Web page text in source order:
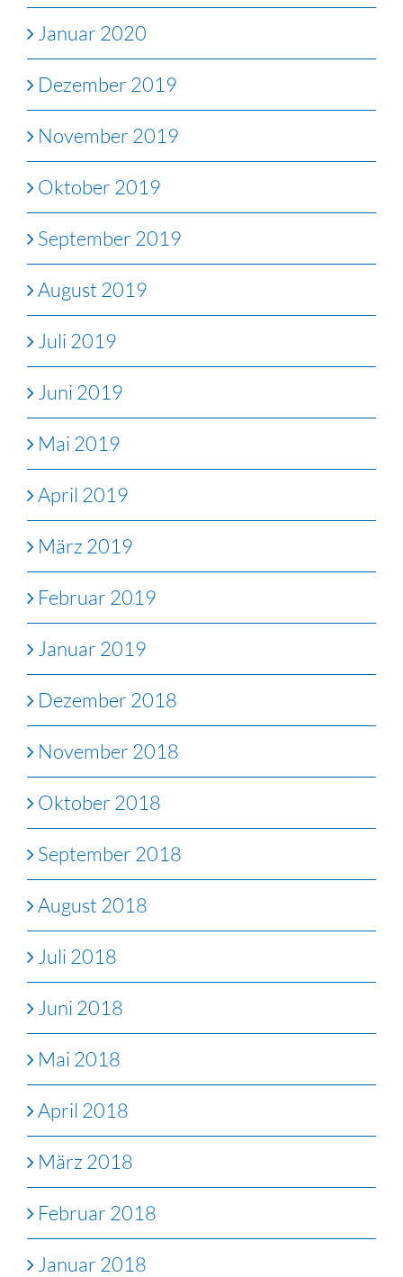
Januar 2020
Dezember 2019
November 2019
Oktober 2019
September 2019
August 2019
Juli 2019
Juni 2019
Mai 2019
April 2019
März 2019
Februar 2019
Januar 2019
Dezember 2018
November 2018
Oktober 2018
September 2018
August 2018
Juli 2018
Juni 2018
Mai 2018
April 2018
März 2018
Februar 2018
Januar 2018